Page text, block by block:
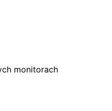
monitorach